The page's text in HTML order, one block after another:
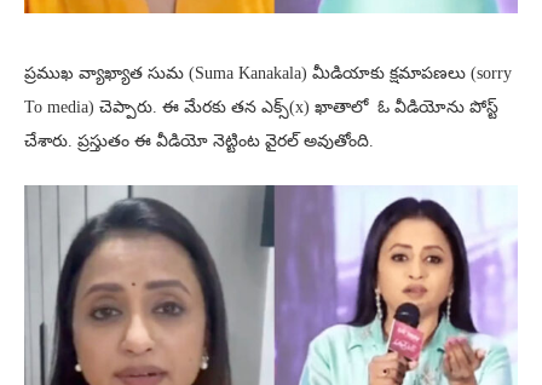
ప్రముఖ వ్యాఖ్యాత సుమ (Suma Kanakala) మీడియాకు క్షమాపణలు (sorry
To media) చెప్పారు. ఈ మేరకు తన ఎక్స్‌(x) ఖాతాలో ఓ వీడియోను పోస్ట్
చేశారు. ప్రస్తుతం ఈ వీడియో నెట్టింట వైరల్ అవుతోంది.